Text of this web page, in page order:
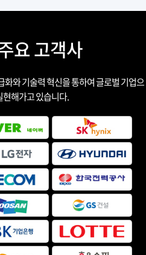
요 고객사
와 기술력 혁신을 통하여 글로벌 기업으
현해가고 있습니다.